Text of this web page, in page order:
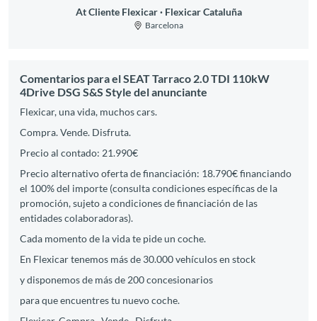
At Cliente Flexicar Flexicar Cataluña
Barcelona
Comentarios para el SEAT Tarraco 2.0 TDI 110kW
4Drive DSG S&S Style del anunciante
Flexicar, una vida, muchos cars.
Compra. Vende. Disfruta.
Precio al contado: 21.990€
Precio alternativo oferta de financiación: 18.790€ financiando
el 100% del importe (consulta condiciones específicas de la
promoción, sujeto a condiciones de financiación de las
entidades colaboradoras).
Cada momento de la vida te pide un coche.
En Flexicar tenemos más de 30.000 vehículos en stock
y disponemos de más de 200 concesionarios
para que encuentres tu nuevo coche.